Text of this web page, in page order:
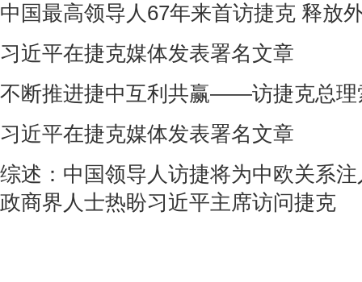
中国最高领导人67年来首访捷克 释放
习近平在捷克媒体发表署名文章
不断推进捷中互利共赢——访捷克总理
习近平在捷克媒体发表署名文章
综述：中国领导人访捷将为中欧关系
政商界人士热盼习近平主席访问捷克